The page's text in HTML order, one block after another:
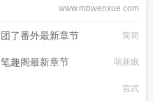
www.mbwenxue.com
了番外最新章节 简简
趣阁最新章节 萌新眠
宫武